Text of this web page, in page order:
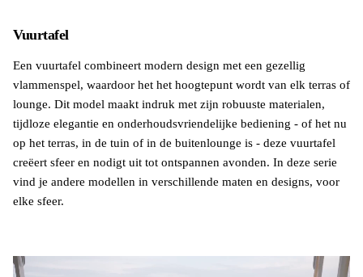
Vuurtafel
Een vuurtafel combineert modern design met een gezellig
vlammenspel, waardoor het het hoogtepunt wordt van elk terras of
lounge. Dit model maakt indruk met zijn robuuste materialen,
tijdloze elegantie en onderhoudsvriendelijke bediening - of het nu
op het terras, in de tuin of in de buitenlounge is - deze vuurtafel
creëert sfeer en nodigt uit tot ontspannen avonden. In deze serie
vind je andere modellen in verschillende maten en designs, voor
elke sfeer.